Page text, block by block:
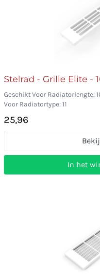
Stelrad - Grille Elite -
Geschikt Voor Radiatorlengte:
Voor Radiatortype: 11
25,96
In het